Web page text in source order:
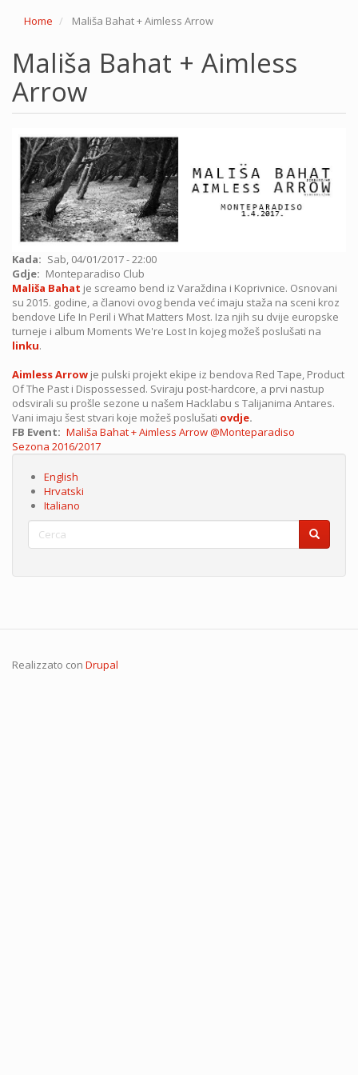
Home Mališa Bahat + Aimless Arrow
Mališa Bahat + Aimless
Arrow
Kada
Sab, 04/01/2017 - 22:00
Gdje
Monteparadiso Club
Mališa Bahat je screamo bend iz Varaždina i Koprivnice. Osnovani
su 2015. godine, a članovi ovog benda već imaju staža na sceni kroz
bendove Life In Peril i What Matters Most. Iza njih su dvije europske
turneje i album Moments We're Lost In kojeg možeš poslušati na
linku.
Aimless Arrow je pulski projekt ekipe iz bendova Red Tape, Product
Of The Past i Dispossessed. Sviraju post-hardcore, a prvi nastup
odsvirali su prošle sezone u našem Hacklabu s Talijanima Antares.
Vani imaju šest stvari koje možeš poslušati ovdje.
FB Event
Mališa Bahat + Aimless Arrow @Monteparadiso
Sezona
Sezona 2016/2017
English
Hrvatski
Italiano
Cerca
Cerca Cerca
Realizzato con Drupal